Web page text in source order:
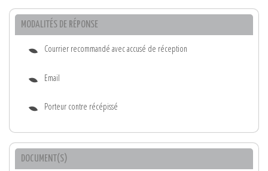
MODALITÉS DE RÉPONSE
Courrier recommandé avec accusé de réception
Email
Porteur contre récépissé
DOCUMENT(S)